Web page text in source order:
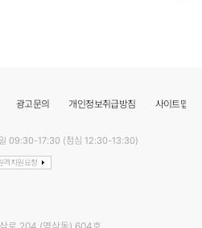
광고문의 개인정보취급방침 사이트맵
09:30-17:30 (점심 12:30-13:30)
격지원요청